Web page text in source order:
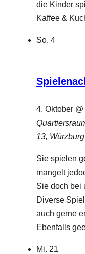
die Kinder
Kaffee &
So. 4
4. Oktober
13, Würzburg
Sie spielen
mangelt
Sie doch bei
Diverse
auch gerne
Ebenfalls
Mi. 21